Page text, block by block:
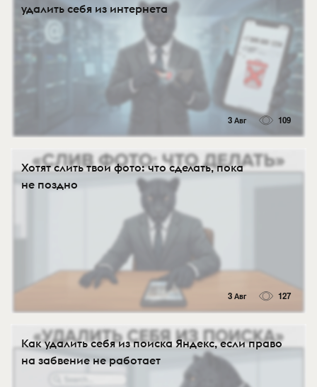
удалить себя из интернета
3 Авг 109
Хотят слить твои фото: что сделать, пока
не поздно
3 Авг 127
Как удалить себя из поиска Яндекс, если право
на забвение не работает